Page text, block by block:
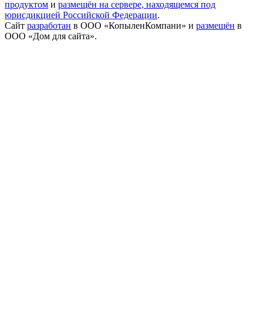
продуктом и размещён на сервере, находящемся под
юрисдикцией Российской Федерации.
Сайт разработан в ООО «КопыленКомпани» и размещён в
ООО «Дом для сайта».